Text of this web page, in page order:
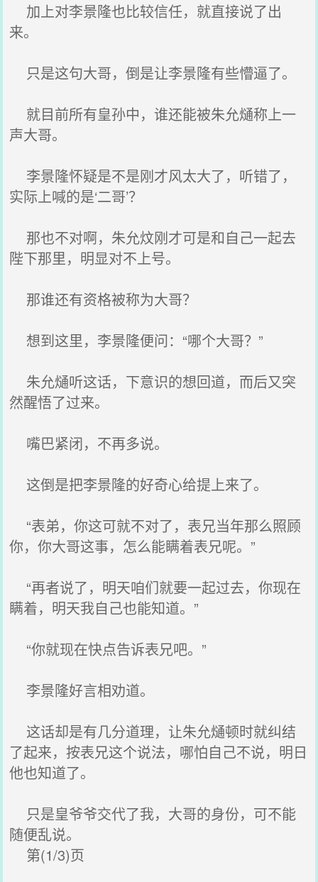
加上对李景隆也比较信任，就直接说了出
来。
只是这句大哥，倒是让李景隆有些懵逼了。
就目前所有皇孙中，谁还能被朱允熥称上一
声大哥。
李景隆怀疑是不是刚才风太大了，听错了，
实际上喊的是‘二哥’？
那也不对啊，朱允炆刚才可是和自己一起去
陛下那里，明显对不上号。
那谁还有资格被称为大哥？
想到这里，李景隆便问：“哪个大哥？”
朱允熥听这话，下意识的想回道，而后又突
然醒悟了过来。
嘴巴紧闭，不再多说。
这倒是把李景隆的好奇心给提上来了。
“表弟，你这可就不对了，表兄当年那么照顾
你，你大哥这事，怎么能瞒着表兄呢。”
“再者说了，明天咱们就要一起过去，你现在
瞒着，明天我自己也能知道。”
“你就现在快点告诉表兄吧。”
李景隆好言相劝道。
这话却是有几分道理，让朱允熥顿时就纠结
了起来，按表兄这个说法，哪怕自己不说，明日
他也知道了。
只是皇爷爷交代了我，大哥的身份，可不能
随便乱说。
第(1/3)页